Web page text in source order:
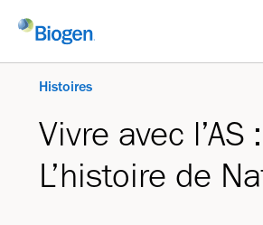
Histoires
Vivre avec l’AS :
L’histoire de